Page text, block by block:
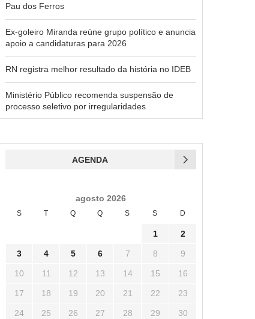
Pau dos Ferros
Ex-goleiro Miranda reúne grupo político e anuncia
apoio a candidaturas para 2026
RN registra melhor resultado da história no IDEB
Ministério Público recomenda suspensão de
processo seletivo por irregularidades
AGENDA
agosto 2026
S T Q Q S S D
1 2
3 4 5 6 7 8 9
10 11 12 13 14 15 16
17 18 19 20 21 22 23
24 25 26 27 28 29 30